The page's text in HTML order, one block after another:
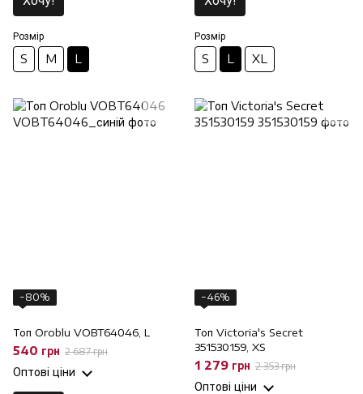
Розмір
S M L
Розмір
S L XL
−80%
Топ Oroblu VOBT64046, L
540 грн 2 687 грн
Оптові ціни
−46%
Топ Victoria's Secret
351530159, XS
1 279 грн 2 353 грн
Оптові ціни